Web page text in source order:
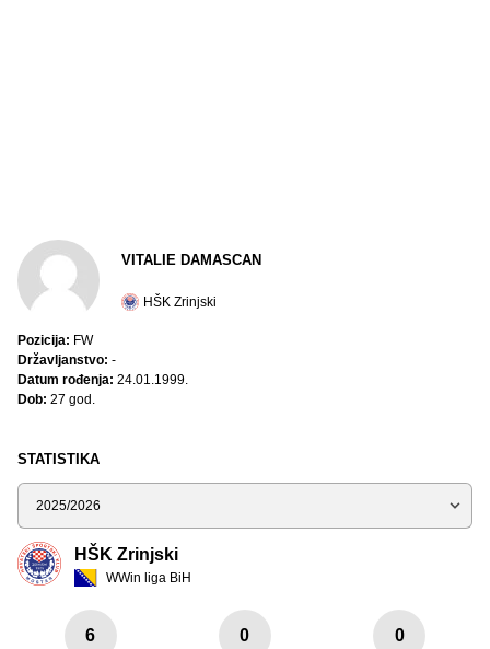
STATISTIKA
Sezona
HŠK Zrinjski
WWin liga BiH
6 0 0
VITALIE DAMASCAN
HŠK Zrinjski
Pozicija: FW
Državljanstvo: -
Datum rođenja: 24.01.1999.
Dob: 27 god.